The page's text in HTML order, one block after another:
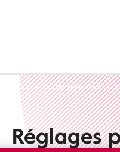
appareil auditif personnalisés:
Réglages